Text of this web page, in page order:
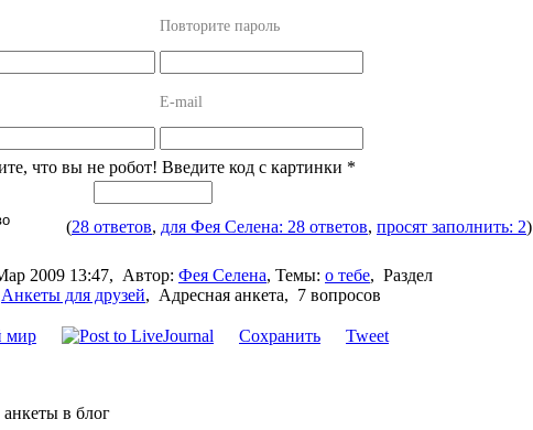
Повторите пароль
E-mail
что вы не робот! Введите код с картинки *
(28 ответов, для Фея Селена: 28 ответов, просят заполнить: 2)
2009 13:47, Автор: Фея Селена, Темы: о тебе, Раздел
Анкеты для друзей, Адресная анкета, 7 вопросов
мир Сохранить Tweet
в блог